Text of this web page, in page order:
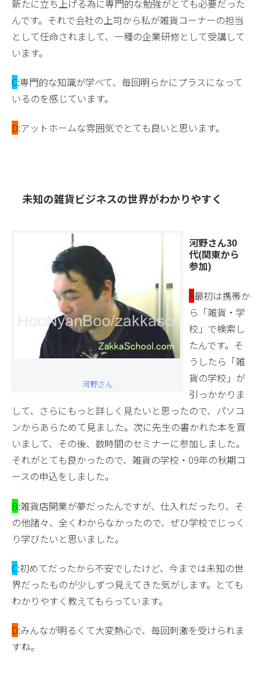
新たに立ち上げる為に専門的な勉強がとても必要だった
んです。それで会社の上司から私が雑貨コーナーの担当
として任命されまして、一種の企業研修として受講して
います。
C:専門的な知識が学べて、毎回明らかにプラスになって
いるのを感じています。
D:アットホームな雰囲気でとても良いと思います。
未知の雑貨ビジネスの世界がわかりやすく
河野さん
河野さん30
代(関東から
参加)
A最初は携帯か
ら「雑貨・学
校」で検索し
たんです。そ
うしたら「雑
貨の学校」が
引っかかりま
して、さらにもっと詳しく見たいと思ったので、パソコ
ンからあらためて見ました。次に先生の書かれた本を買
いまして、その後、数時間のセミナーに参加しました。
それがとても良かったので、雑貨の学校・09年の秋期コ
ースの申込をしました。
B:雑貨店開業が夢だったんですが、仕入れだったり、そ
の他諸々、全くわからなかったので、ぜひ学校でじっく
り学びたいと思いました。
C:初めてだったから不安でしたけど、今までは未知の世
界だったものが少しずつ見えてきた気がします。とても
わかりやすく教えてもらっています。
D:みんなが明るくて大変熱心で、毎回刺激を受けられま
すね。